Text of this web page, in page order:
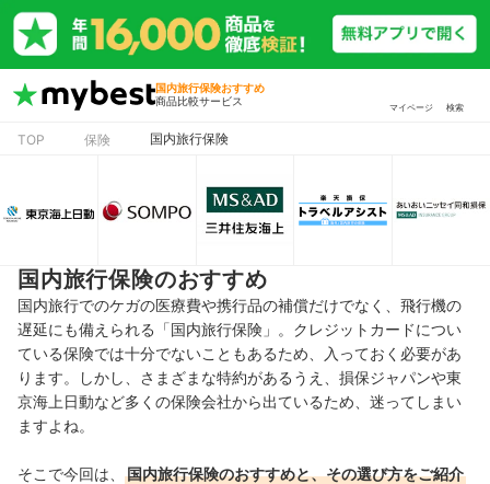
国内旅行保険おすすめ
商品比較サービス
マイページ 検索
TOP 保険 国内旅行保険
国内旅行保険のおすすめ
国内旅行でのケガの医療費や携行品の補償だけでなく、飛行機の
遅延にも備えられる「国内旅行保険」。クレジットカードについ
ている保険では十分でないこともあるため、入っておく必要があ
ります。しかし、さまざまな特約があるうえ、損保ジャパンや東
京海上日動など多くの保険会社から出ているため、迷ってしまい
ますよね。
そこで今回は、 国内旅行保険のおすすめと、その選び方をご紹介